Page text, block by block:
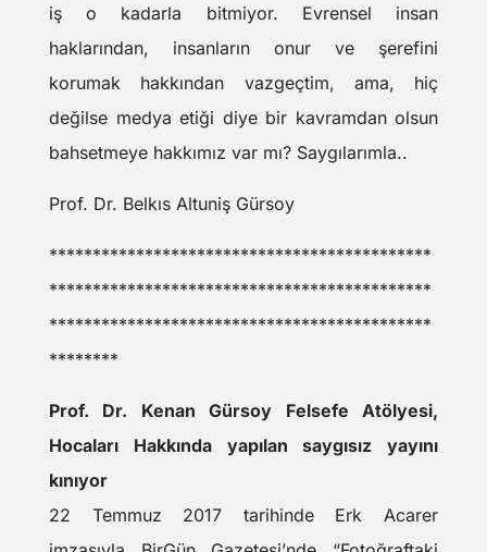
iş o kadarla bitmiyor. Evrensel insan
haklarından, insanların onur ve şerefini
korumak hakkından vazgeçtim, ama, hiç
değilse medya etiği diye bir kavramdan olsun
bahsetmeye hakkımız var mı? Saygılarımla..
Prof. Dr. Belkıs Altuniş Gürsoy
********************************************
********************************************
********************************************
********
Prof. Dr. Kenan Gürsoy Felsefe Atölyesi,
Hocaları Hakkında yapılan saygısız yayını
kınıyor
22 Temmuz 2017 tarihinde Erk Acarer